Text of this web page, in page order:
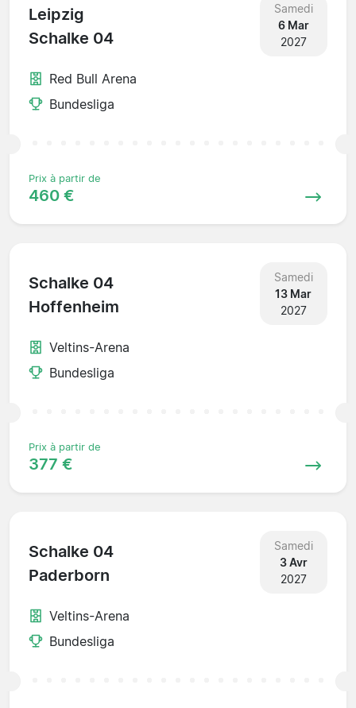
Leipzig
Schalke 04
Samedi
6 Mar
2027
Red Bull Arena
Bundesliga
Prix à partir de
460 €
Schalke 04
Hoffenheim
Samedi
13 Mar
2027
Veltins-Arena
Bundesliga
Prix à partir de
377 €
Schalke 04
Paderborn
Samedi
3 Avr
2027
Veltins-Arena
Bundesliga